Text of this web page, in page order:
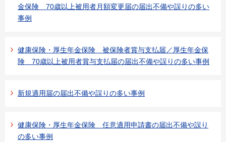
金保険 70歳以上被用者月額変更届の届出不備や誤りの多い
事例
健康保険・厚生年金保険 被保険者賞与支払届／厚生年金保
険 70歳以上被用者賞与支払届の届出不備や誤りの多い事例
新規適用届の届出不備や誤りの多い事例
健康保険・厚生年金保険 任意適用申請書の届出不備や誤り
の多い事例